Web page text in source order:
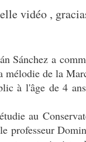
vidéo ,
a
mélodie de la
à l'âge de 4
au
professeur